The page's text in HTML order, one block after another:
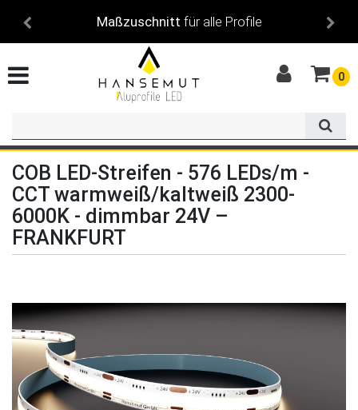
Maßzuschnitt für alle Profile
0
COB LED-Streifen - 576 LEDs/m -
CCT warmweiß/kaltweiß 2300-
6000K - dimmbar 24V –
FRANKFURT